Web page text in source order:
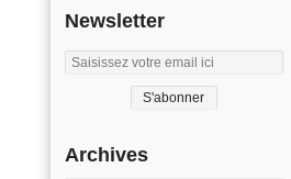
Newsletter
Archives